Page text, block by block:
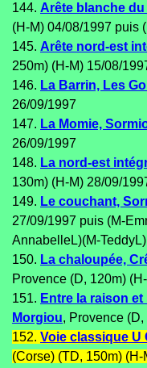
144. Arête blanche
(H-M) 04/08/1997 puis
145. Arête nord-est
250m) (H-M) 15/08/
146. La Barrin, Les
26/09/1997
147. La Momie,
26/09/1997
148. La nord-est
130m) (H-M) 28/09/
149. Le couchant,
27/09/1997 puis (M-
AnnabelleL)(M-
150. La chaloupée,
Provence (D, 120m)
151. Entre la raison
Morgiou, Provence
152. Voie classique U
(Corse) (TD, 150m)